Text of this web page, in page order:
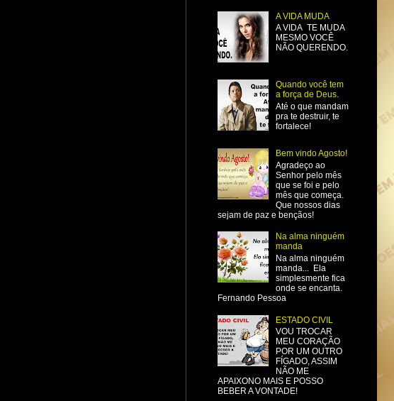
A VIDA MUDA
A VIDA TE MUDA
MESMO VOCÊ
NÃO QUERENDO.
Quando você tem
a força de Deus.
Até o que mandam
pra te destruir, te
fortalece!
Bem vindo Agosto!
Agradeço ao
Senhor pelo mês
que se foi e pelo
mês que começa.
Que nossos dias
sejam de paz e bençãos!
Na alma ninguém
manda
Na alma ninguém
manda... Ela
simplesmente fica
onde se encanta.
Fernando Pessoa
ESTADO CIVIL
VOU TROCAR
MEU CORAÇÃO
POR UM OUTRO
FÍGADO, ASSIM
NÃO ME
APAIXONO MAIS E POSSO
BEBER A VONTADE!